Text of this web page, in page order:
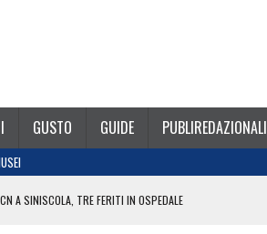
GUSTO GUIDE PUBLIREDAZIONALI
A SINISCOLA, TRE FERITI IN OSPEDALE